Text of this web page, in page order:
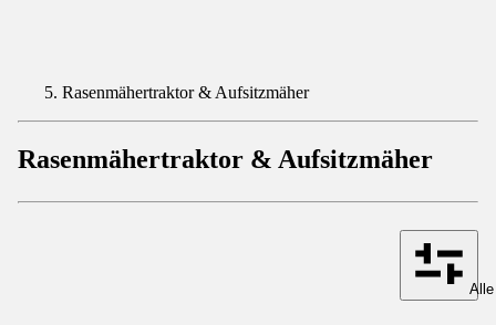
Rasenmähertraktor & Aufsitzmäher
Rasenmähertraktor & Aufsitzmäher